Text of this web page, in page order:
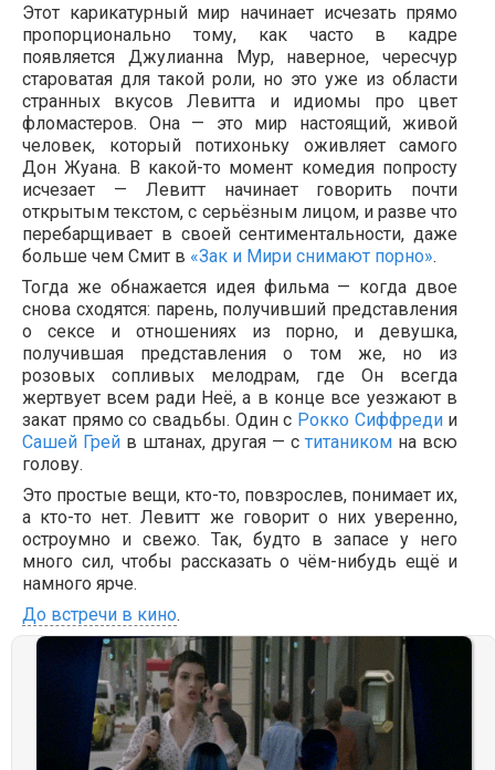
Этот карикатурный мир начинает исчезать прямо
пропорционально тому, как часто в кадре
появляется Джулианна Мур, наверное, чересчур
староватая для такой роли, но это уже из области
странных вкусов Левитта и идиомы про цвет
фломастеров. Она — это мир настоящий, живой
человек, который потихоньку оживляет самого
Дон Жуана. В какой-то момент комедия попросту
исчезает — Левитт начинает говорить почти
открытым текстом, с серьёзным лицом, и разве что
перебарщивает в своей сентиментальности, даже
больше чем Смит в «Зак и Мири снимают порно».
Тогда же обнажается идея фильма — когда двое
снова сходятся: парень, получивший представления
о сексе и отношениях из порно, и девушка,
получившая представления о том же, но из
розовых сопливых мелодрам, где Он всегда
жертвует всем ради Неё, а в конце все уезжают в
закат прямо со свадьбы. Один с Рокко Сиффредии
Сашей Грей в штанах, другая — ститаником на всю
голову.
Это простые вещи, кто-то, повзрослев, понимает их,
а кто-то нет. Левитт же говорит о них уверенно,
остроумно и свежо. Так, будто в запасе у него
много сил, чтобы рассказать о чём-нибудь ещё и
намного ярче.
До встречи в кино.